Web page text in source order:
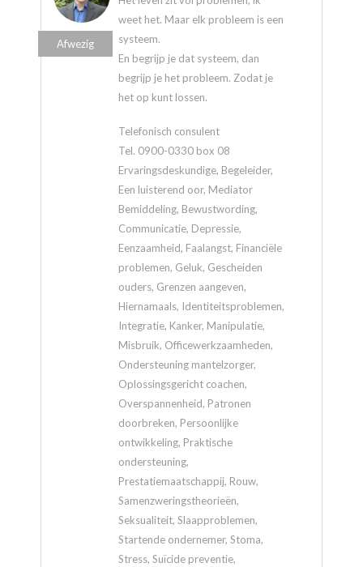
weet het. Maar elk probleem is een
systeem.
En begrijp je dat systeem, dan
begrijp je het probleem. Zodat je
het op kunt lossen.
Telefonisch consulent
Tel. 0900-0330 box 08
Ervaringsdeskundige, Begeleider,
Een luisterend oor, Mediator
Bemiddeling, Bewustwording,
Communicatie, Depressie,
Eenzaamheid, Faalangst, Financiële
problemen, Geluk, Gescheiden
ouders, Grenzen aangeven,
Hiernamaals, Identiteitsproblemen,
Integratie, Kanker, Manipulatie,
Misbruik, Officewerkzaamheden,
Ondersteuning mantelzorger,
Oplossingsgericht coachen,
Overspannenheid, Patronen
doorbreken, Persoonlijke
ontwikkeling, Praktische
ondersteuning,
Prestatiemaatschappij, Rouw,
Samenzweringstheorieën,
Seksualiteit, Slaapproblemen,
Startende ondernemer, Stoma,
Stress, Suïcide preventie,
Afwezig